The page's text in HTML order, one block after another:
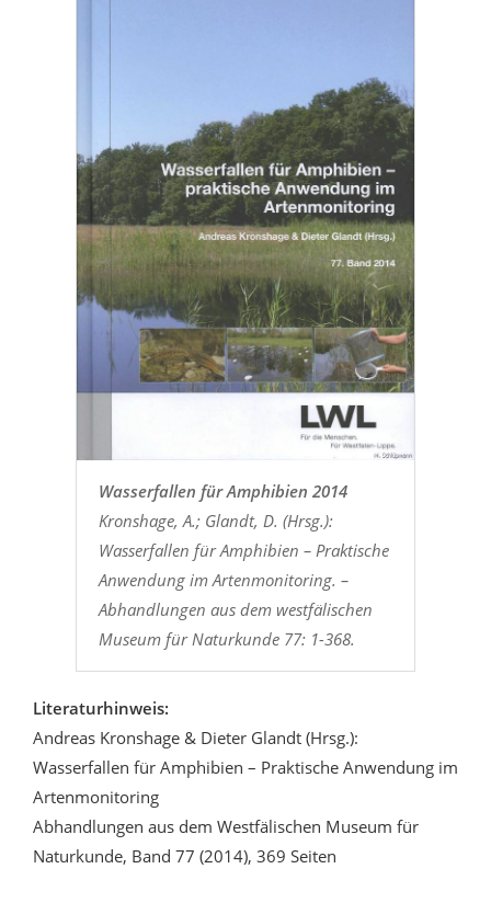
Wasserfallen für Amphibien 2014
Kronshage, A.; Glandt, D. (Hrsg.):
Wasserfallen für Amphibien – Praktische
Anwendung im Artenmonitoring. –
Abhandlungen aus dem westfälischen
Museum für Naturkunde 77: 1-368.
Literaturhinweis:
Andreas Kronshage & Dieter Glandt (Hrsg.):
Wasserfallen für Amphibien – Praktische Anwendung im
Artenmonitoring
Abhandlungen aus dem Westfälischen Museum für
Naturkunde, Band 77 (2014), 369 Seiten